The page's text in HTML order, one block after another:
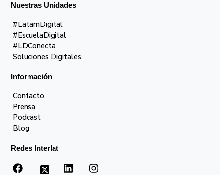
Nuestras Unidades
#LatamDigital
#EscuelaDigital
#LDConecta
Soluciones Digitales
Información
Contacto
Prensa
Podcast
Blog
Redes Interlat